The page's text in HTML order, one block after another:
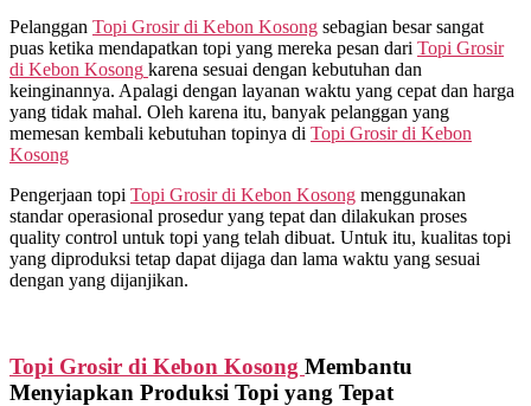
Pelanggan Topi Grosir di Kebon Kosong sebagian besar sangat
puas ketika mendapatkan topi yang mereka pesan dari Topi Grosir
di Kebon Kosong karena sesuai dengan kebutuhan dan
keinginannya. Apalagi dengan layanan waktu yang cepat dan harga
yang tidak mahal. Oleh karena itu, banyak pelanggan yang
memesan kembali kebutuhan topinya di Topi Grosir di Kebon
Kosong
Pengerjaan topi Topi Grosir di Kebon Kosong menggunakan
standar operasional prosedur yang tepat dan dilakukan proses
quality control untuk topi yang telah dibuat. Untuk itu, kualitas topi
yang diproduksi tetap dapat dijaga dan lama waktu yang sesuai
dengan yang dijanjikan.
Topi Grosir di Kebon Kosong Membantu
Menyiapkan Produksi Topi yang Tepat